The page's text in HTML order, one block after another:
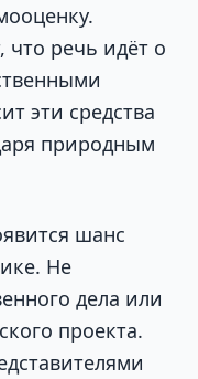
что речь идёт о
эти средства
природным
шанс
Не
дела или
проекта.